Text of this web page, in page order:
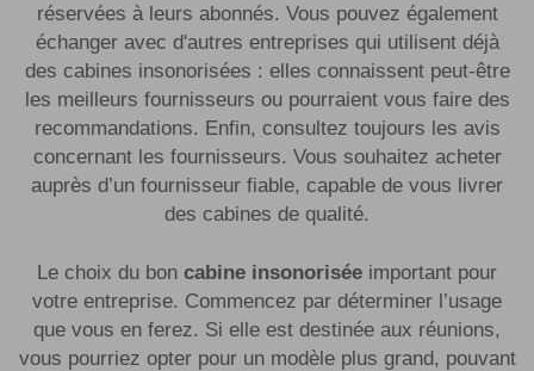
réservées à leurs abonnés. Vous pouvez également
échanger avec d'autres entreprises qui utilisent déjà
des cabines insonorisées : elles connaissent peut-être
les meilleurs fournisseurs ou pourraient vous faire des
recommandations. Enfin, consultez toujours les avis
concernant les fournisseurs. Vous souhaitez acheter
auprès d’un fournisseur fiable, capable de vous livrer
des cabines de qualité.
Le choix du bon cabine insonorisée important pour
votre entreprise. Commencez par déterminer l’usage
que vous en ferez. Si elle est destinée aux réunions,
vous pourriez opter pour un modèle plus grand, pouvant